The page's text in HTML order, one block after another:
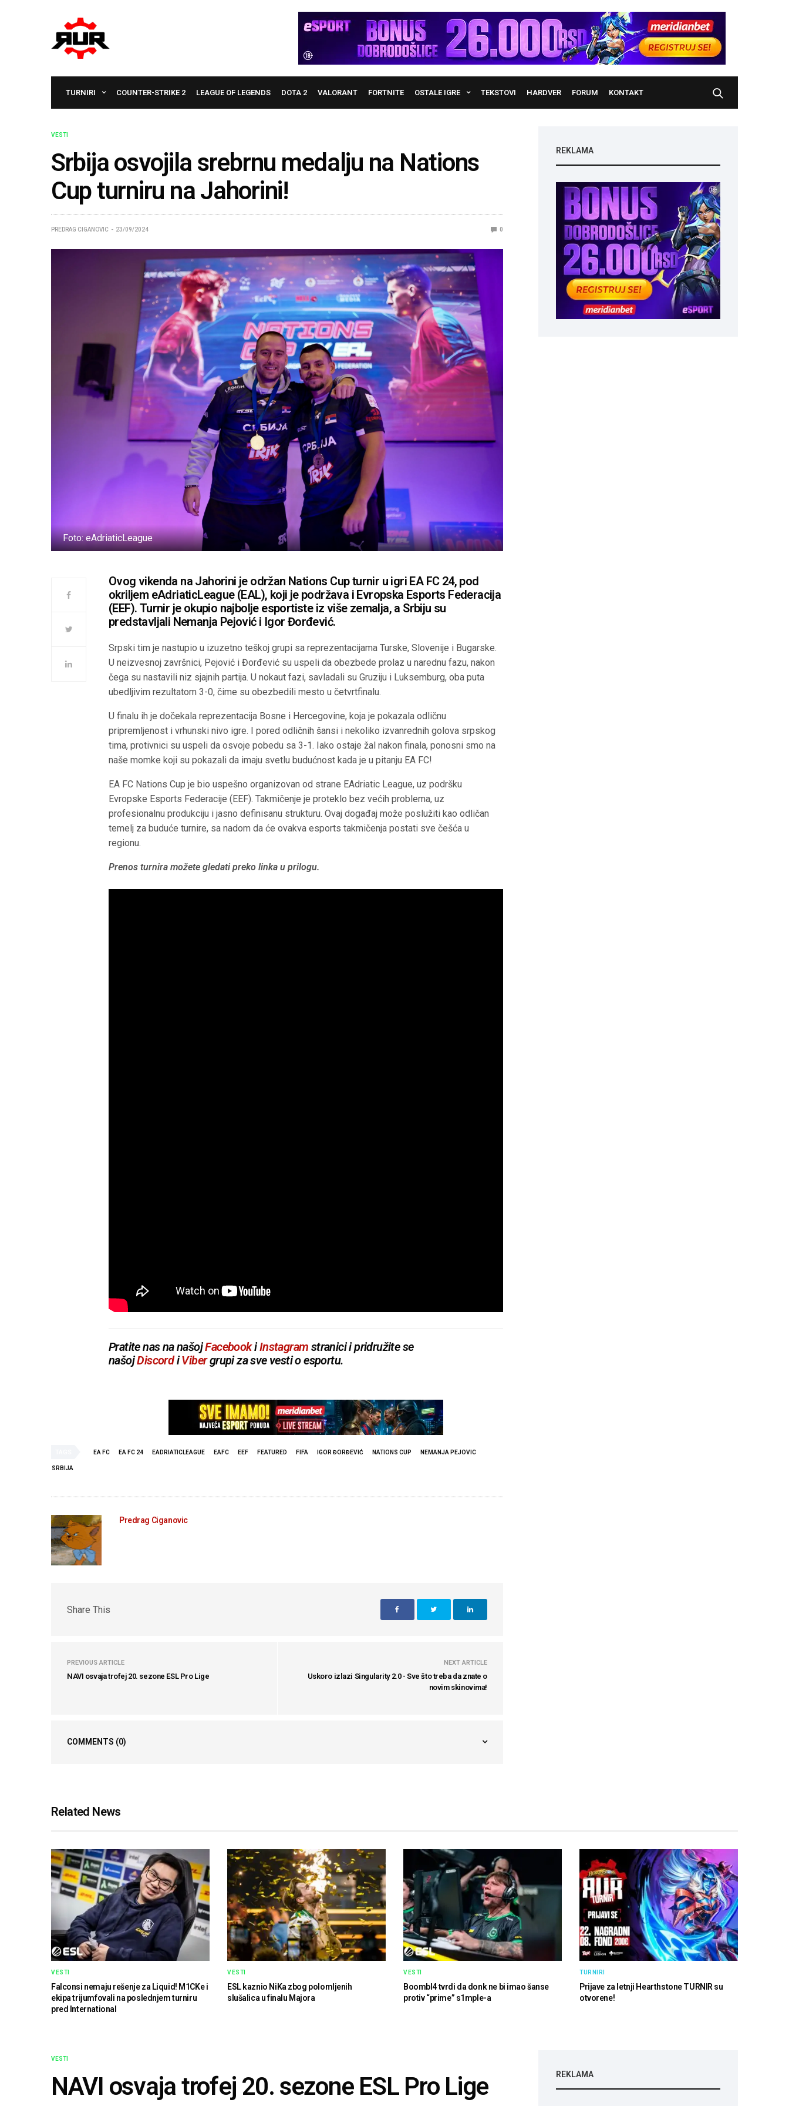
TURNIRI COUNTER-STRIKE 2 LEAGUE OF LEGENDS DOTA 2 VALORANT FORTNITE OSTALE IGRE TEKSTOVI HARDVER FORUM KONTAKT
VESTI
Srbija osvojila srebrnu medalju na Nations
Cup turniru na Jahorini!
PREDRAG CIGANOVIC 23/09/2024 0
Foto: eAdriaticLeague
Ovog vikenda na Jahorini je održan Nations Cup turnir u igri EA FC 24, pod
okriljem eAdriaticLeague (EAL), koji je podržava i Evropska Esports Federacija
(EEF). Turnir je okupio najbolje esportiste iz više zemalja, a Srbiju su
predstavljali Nemanja Pejović i Igor Đorđević.
Srpski tim je nastupio u izuzetno teškoj grupi sa reprezentacijama Turske, Slovenije i Bugarske.
U neizvesnoj završnici, Pejović i Đorđević su uspeli da obezbede prolaz u narednu fazu, nakon
čega su nastavili niz sjajnih partija. U nokaut fazi, savladali su Gruziju i Luksemburg, oba puta
ubedljivim rezultatom 3-0, čime su obezbedili mesto u četvrtfinalu.
U finalu ih je dočekala reprezentacija Bosne i Hercegovine, koja je pokazala odličnu
pripremljenost i vrhunski nivo igre. I pored odličnih šansi i nekoliko izvanrednih golova srpskog
tima, protivnici su uspeli da osvoje pobedu sa 3-1. Iako ostaje žal nakon finala, ponosni smo na
naše momke koji su pokazali da imaju svetlu budućnost kada je u pitanju EA FC!
EA FC Nations Cup je bio uspešno organizovan od strane EAdriatic League, uz podršku
Evropske Esports Federacije (EEF). Takmičenje je proteklo bez većih problema, uz
profesionalnu produkciju i jasno definisanu strukturu. Ovaj događaj može poslužiti kao odličan
temelj za buduće turnire, sa nadom da će ovakva esports takmičenja postati sve češća u
regionu.
Prenos turnira možete gledati preko linka u prilogu.
Pratite nas na našojFacebookiInstagram stranici i pridružite se
našojDiscordiVibergrupi za sve vesti o esportu.
EA FC EA FC 24 EADRIATICLEAGUE EAFC EEF FEATURED FIFA IGOR ĐORĐEVIĆ NATIONS CUP NEMANJA PEJOVIC
SRBIJA
Predrag Ciganovic
Share This
PREVIOUS ARTICLE
NAVI osvaja trofej 20. sezone ESL Pro Lige
NEXT ARTICLE
Uskoro izlazi Singularity 2.0 - Sve što treba da znate o
novim skinovima!
COMMENTS (0)
REKLAMA
Related News
VESTI
Falconsi nemaju rešenje za Liquid! M1CKe i
ekipa trijumfovali na poslednjem turniru
pred International
VESTI
ESL kaznio NiKa zbog polomljenih
slušalica u finalu Majora
VESTI
Boombl4 tvrdi da donk ne bi imao šanse
protiv “prime” s1mple-a
TURNIRI
Prijave za letnji Hearthstone TURNIR su
otvorene!
VESTI
NAVI osvaja trofej 20. sezone ESL Pro Lige REKLAMA